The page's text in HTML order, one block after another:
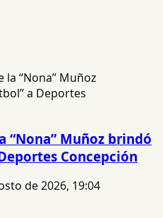
“Nona” Muñoz brindó
Concepción
de 2026, 19:04